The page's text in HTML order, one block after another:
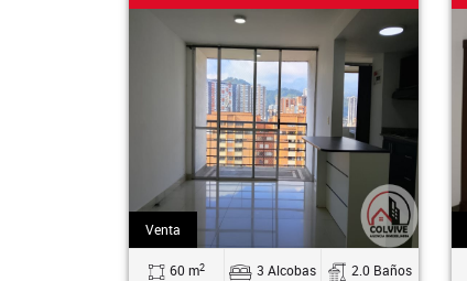
Venta
60 m2 3 Alcobas 2.0 Baños